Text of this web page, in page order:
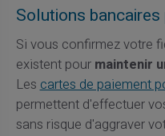
Solutions
Si vous confirmez votre
existent pour maintenir
Lescartes de paiement
permettent d'effectuer
sans risque d'aggraver